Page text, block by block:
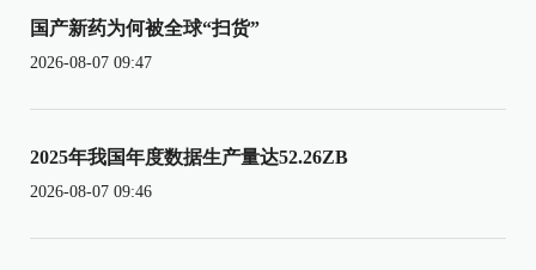
国产新药为何被全球“扫货”
2026-08-07 09:47
2025年我国年度数据生产量达52.26ZB
2026-08-07 09:46